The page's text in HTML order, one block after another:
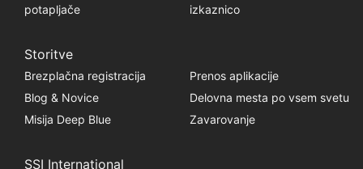
potapljače
izkaznico
Storitve
Brezplačna registracija
Prenos aplikacije
Blog & Novice
Delovna mesta po vsem svetu
Misija Deep Blue
Zavarovanje
SSI International